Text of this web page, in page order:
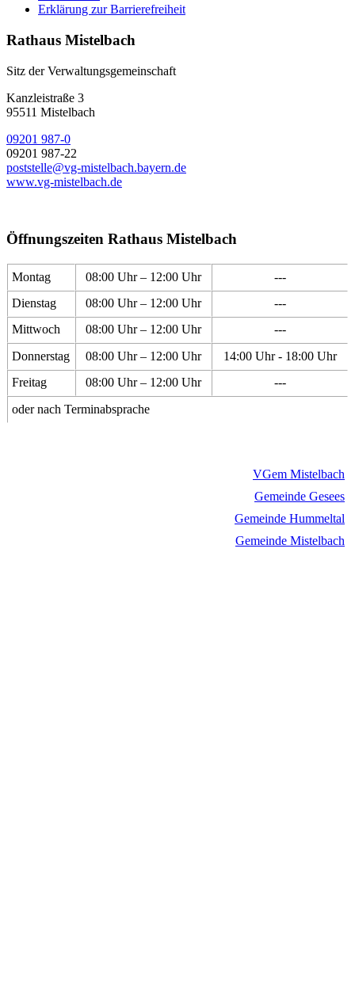
Erklärung zur Barrierefreiheit
Rathaus Mistelbach
Sitz der Verwaltungsgemeinschaft
Kanzleistraße 3
95511 Mistelbach
09201 987-0
09201 987-22
poststelle@vg-mistelbach.bayern.de
www.vg-mistelbach.de
Öffnungszeiten Rathaus Mistelbach
Montag 08:00 Uhr – 12:00 Uhr
---
Dienstag
08:00 Uhr – 12:00 Uhr
---
Mittwoch
08:00 Uhr – 12:00 Uhr
---
Donnerstag
08:00 Uhr – 12:00 Uhr
14:00 Uhr - 18:00 Uhr
Freitag
08:00 Uhr – 12:00 Uhr
---
oder nach Terminabsprache
VGem Mistelbach
Gemeinde Gesees
Gemeinde Hummeltal
Gemeinde Mistelbach